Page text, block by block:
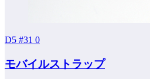
D5 #31 0
モバイルストラップ